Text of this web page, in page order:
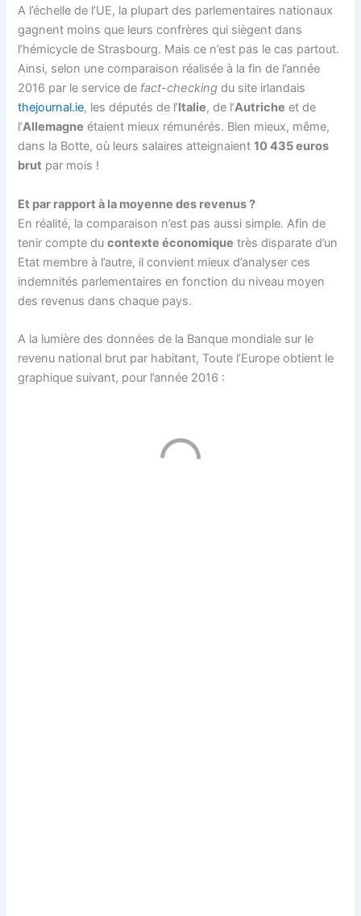
A l’échelle de l’UE, la plupart des parlementaires nationaux
gagnent moins que leurs confrères qui siègent dans
l’hémicycle de Strasbourg. Mais ce n’est pas le cas partout.
Ainsi, selon une comparaison réalisée à la fin de l’année
2016 par le service de fact-checking du site irlandais
thejournal.ie, les députés de l’Italie, de l’Autriche et de
l’Allemagne étaient mieux rémunérés. Bien mieux, même,
dans la Botte, où leurs salaires atteignaient10 435 euros
brut par mois !
Et par rapport à la moyenne des revenus ?
En réalité, la comparaison n’est pas aussi simple. Afin de
tenir compte ducontexte économique très disparate d’un
Etat membre à l’autre, il convient mieux d’analyser ces
indemnités parlementaires en fonction du niveau moyen
des revenus dans chaque pays.
A la lumière des données de la Banque mondiale sur le
revenu national brut par habitant, Toute l’Europe obtient le
graphique suivant, pour l’année 2016 :